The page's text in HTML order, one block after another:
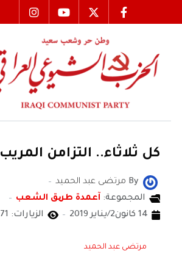
كل ثلاثاء.. التزامن المريب
By مرتضى عبد الحميد
المجموعة: آعمدة طریق الشعب
14 كانون2/يناير 2019
الزيارات: 2071
مرتضى عبد الحميد